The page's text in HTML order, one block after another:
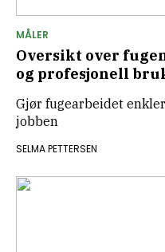
Oversikt over
og profesjonell
Gjør fugearbeidet
jobben
MÅLER
SELMA PETTERSEN